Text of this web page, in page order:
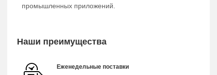
промышленных приложений.
Наши преимущества
Еженедельные поставки